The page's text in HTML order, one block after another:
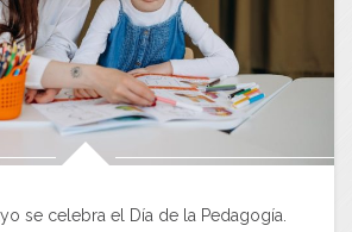
se celebra el Día de la Pedagogía.